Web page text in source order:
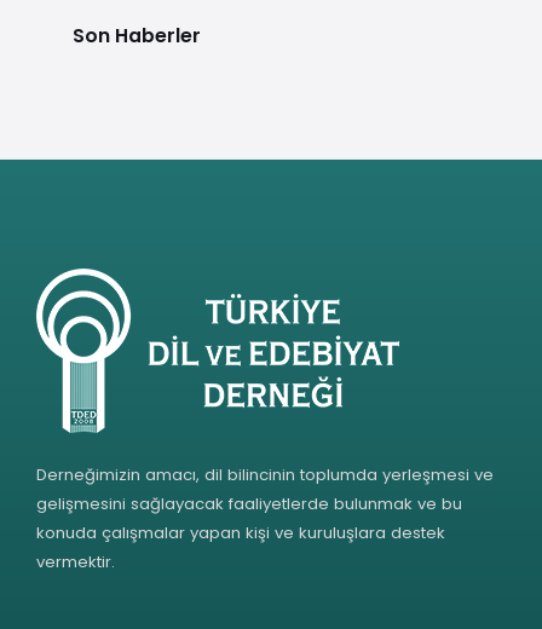
Son Haberler
Derneğimizin amacı, dil bilincinin toplumda yerleşmesi ve
gelişmesini sağlayacak faaliyetlerde bulunmak ve bu
konuda çalışmalar yapan kişi ve kuruluşlara destek
vermektir.